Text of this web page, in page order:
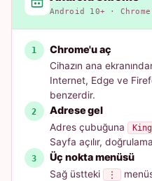
Android 10+ ·
Chrome'u aç
Cihazın ana
Internet, Edge ve
benzerdir.
Adrese gel
Adres çubuğuna
Sayfa açılır,
Üç nokta menüsü
Sağ üstteki ⋮